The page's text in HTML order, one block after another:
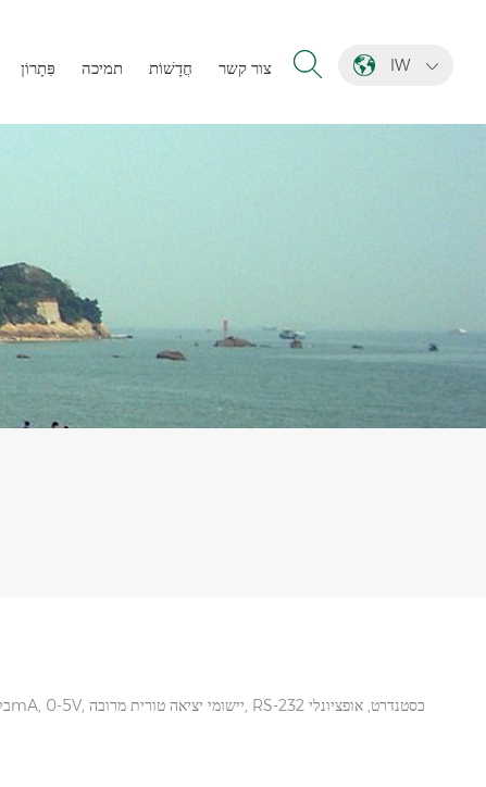
IW פִּתָרוֹן תמיכה חֲדָשׁוֹת צור קשר